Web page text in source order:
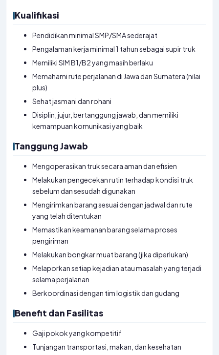
Kualifikasi
Pendidikan minimal SMP/SMA sederajat
Pengalaman kerja minimal 1 tahun sebagai supir truk
Memiliki SIM B1/B2 yang masih berlaku
Memahami rute perjalanan di Jawa dan Sumatera (nilai
plus)
Sehat jasmani dan rohani
Disiplin, jujur, bertanggung jawab, dan memiliki
kemampuan komunikasi yang baik
Tanggung Jawab
Mengoperasikan truk secara aman dan efisien
Melakukan pengecekan rutin terhadap kondisi truk
sebelum dan sesudah digunakan
Mengirimkan barang sesuai dengan jadwal dan rute
yang telah ditentukan
Memastikan keamanan barang selama proses
pengiriman
Melakukan bongkar muat barang (jika diperlukan)
Melaporkan setiap kejadian atau masalah yang terjadi
selama perjalanan
Berkoordinasi dengan tim logistik dan gudang
Benefit dan Fasilitas
Gaji pokok yang kompetitif
Tunjangan transportasi, makan, dan kesehatan